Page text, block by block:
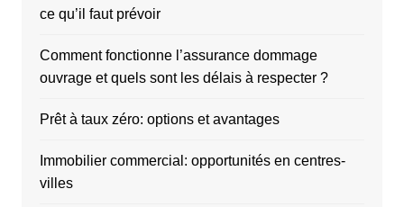
ce qu’il faut prévoir
Comment fonctionne l’assurance dommage
ouvrage et quels sont les délais à respecter ?
Prêt à taux zéro: options et avantages
Immobilier commercial: opportunités en centres-
villes